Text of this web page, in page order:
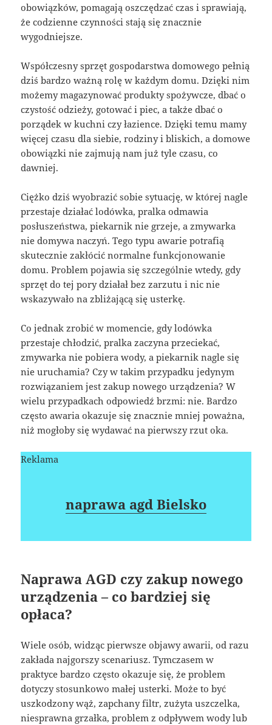
obowiązków, pomagają oszczędzać czas i sprawiają,
że codzienne czynności stają się znacznie
wygodniejsze.
Współczesny sprzęt gospodarstwa domowego pełnią
dziś bardzo ważną rolę w każdym domu. Dzięki nim
możemy magazynować produkty spożywcze, dbać o
czystość odzieży, gotować i piec, a także dbać o
porządek w kuchni czy łazience. Dzięki temu mamy
więcej czasu dla siebie, rodziny i bliskich, a domowe
obowiązki nie zajmują nam już tyle czasu, co
dawniej.
Ciężko dziś wyobrazić sobie sytuację, w której nagle
przestaje działać lodówka, pralka odmawia
posłuszeństwa, piekarnik nie grzeje, a zmywarka
nie domywa naczyń. Tego typu awarie potrafią
skutecznie zakłócić normalne funkcjonowanie
domu. Problem pojawia się szczególnie wtedy, gdy
sprzęt do tej pory działał bez zarzutu i nic nie
wskazywało na zbliżającą się usterkę.
Co jednak zrobić w momencie, gdy lodówka
przestaje chłodzić, pralka zaczyna przeciekać,
zmywarka nie pobiera wody, a piekarnik nagle się
nie uruchamia? Czy w takim przypadku jedynym
rozwiązaniem jest zakup nowego urządzenia? W
wielu przypadkach odpowiedź brzmi: nie. Bardzo
często awaria okazuje się znacznie mniej poważna,
niż mogłoby się wydawać na pierwszy rzut oka.
Reklama
naprawa agd Bielsko
Naprawa AGD czy zakup nowego
urządzenia – co bardziej się
opłaca?
Wiele osób, widząc pierwsze objawy awarii, od razu
zakłada najgorszy scenariusz. Tymczasem w
praktyce bardzo często okazuje się, że problem
dotyczy stosunkowo małej usterki. Może to być
uszkodzony wąż, zapchany filtr, zużyta uszczelka,
niesprawna grzałka, problem z odpływem wody lub